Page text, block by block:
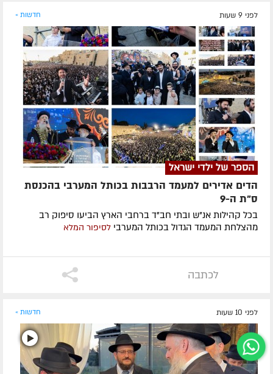
לפני 9 שעות חדשות »
הספר של ילדי ישראל
הדים אדירים למעמד הרבבות בכותל המערבי בהכנסת
ס"ת ה-9
בכל קהילות אנ"ש ובתי חב"ד ברחבי הארץ הביעו סיפוק רב
מהצלחת המעמד הגדול בכותל המערבי לסיפור המלא
לכתבה
לפני 10 שעות חדשות »